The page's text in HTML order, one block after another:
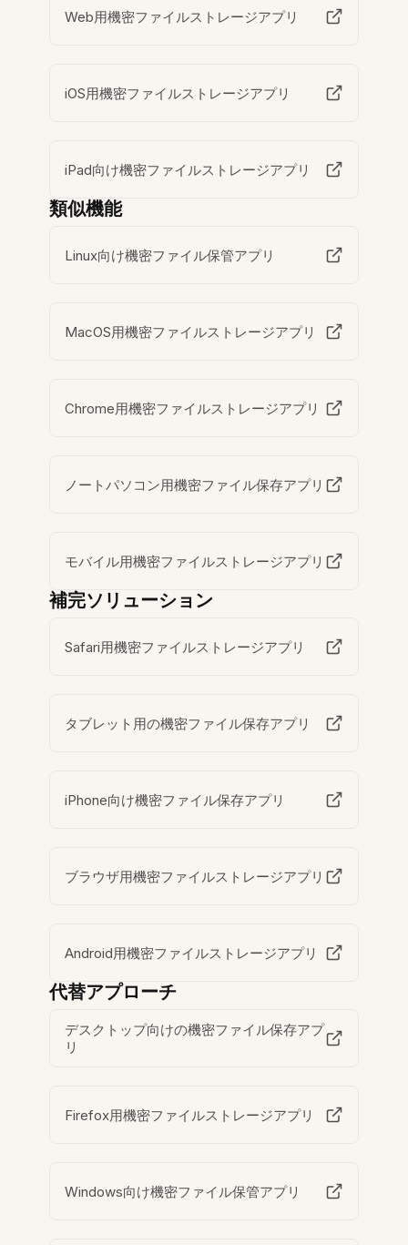
Web用機密ファイルストレージアプリ
iOS用機密ファイルストレージアプリ
iPad向け機密ファイルストレージアプリ
類似機能
Linux向け機密ファイル保管アプリ
MacOS用機密ファイルストレージアプリ
Chrome用機密ファイルストレージアプリ
ノートパソコン用機密ファイル保存アプリ
モバイル用機密ファイルストレージアプリ
補完ソリューション
Safari用機密ファイルストレージアプリ
タブレット用の機密ファイル保存アプリ
iPhone向け機密ファイル保存アプリ
ブラウザ用機密ファイルストレージアプリ
Android用機密ファイルストレージアプリ
代替アプローチ
デスクトップ向けの機密ファイル保存アプ
リ
Firefox用機密ファイルストレージアプリ
Windows向け機密ファイル保管アプリ